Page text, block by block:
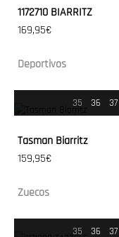
1172710 BIARRITZ
169,95€
Deportivos
35 36 37
Tasman Biarritz
159,95€
Zuecos
35 36 37